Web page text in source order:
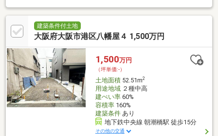
準備に不安のある方・勤続年数など審査に不安がある方・お借入
れがある方（お車/カード/キャッシング/リボ）等・他社様で住宅
ローンが難しいと言われた方お気軽にご連絡、ご相談くださいま
せ！※SUUMOの予約システム上、ご予約いただいたお時間からご
くお願いいたします。
建築条件付土地
大阪府大阪市港区八幡屋４ 1,500万円
1,500万円
（坪単価:-）
土地面積52.51m2
用途地域２種中高
建ぺい率60%
容積率160%
建築条件あり
地下鉄中央線 朝潮橋駅 徒歩15分
その他の交通